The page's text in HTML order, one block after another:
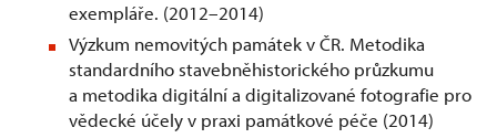
exempláře. (2012–2014)
Výzkum nemovitých památek v ČR. Metodika
standardního stavebněhistorického průzkumu
a metodika digitální a digitalizované fotografie pro
vědecké účely v praxi památkové péče (2014)